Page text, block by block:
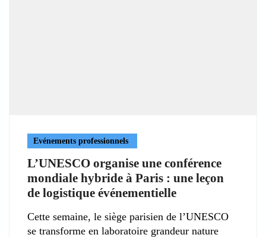
Evénements professionnels
L’UNESCO organise une conférence
mondiale hybride à Paris : une leçon
de logistique événementielle
Cette semaine, le siège parisien de l’UNESCO
se transforme en laboratoire grandeur nature